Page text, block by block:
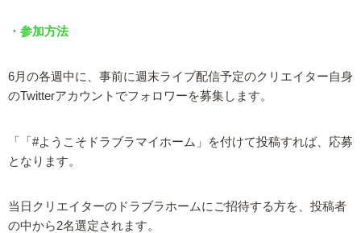
・参加方法
6月の各週中に、事前に週末ライブ配信予定のクリエイター自身
のTwitterアカウントでフォロワーを募集します。
「「#ようこそドラブラマイホーム」を付けて投稿すれば、応募
となります。
当日クリエイターのドラブラホームにご招待する方を、投稿者
の中から2名選定されます。